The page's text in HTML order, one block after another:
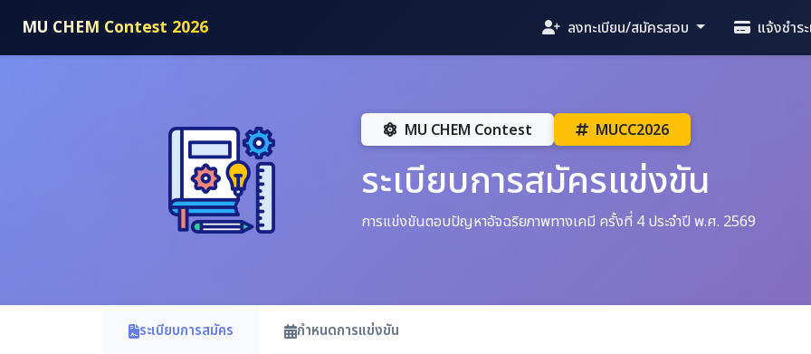
MU CHEM Contest 2026 ลงทะเบียน/สมัครสอบ แจ้งชำระ
MU CHEM Contest MUCC2026
ระเบียบการสมัครแข่งขัน
การแข่งขันตอบปัญหาอัจฉริยภาพทางเคมี ครั้งที่ 4 ประจำปี พ.ศ. 2569
ระเบียบการสมัคร กำหนดการแข่งขัน